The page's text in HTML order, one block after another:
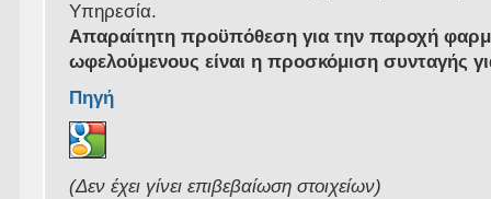
Υπηρεσία.
Απαραίτητη προϋπόθεση για την παροχή
ωφελούμενους είναι η προσκόμιση συνταγής
Πηγή
(Δεν έχει γίνει επιβεβαίωση στοιχείων)